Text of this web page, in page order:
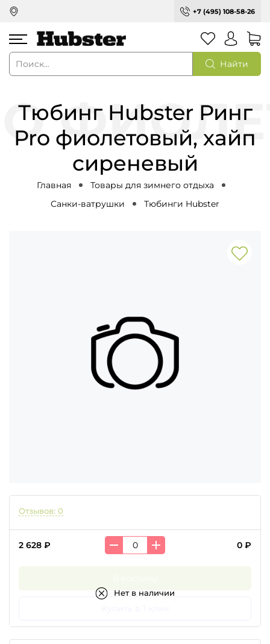
+7 (495) 108-58-26
Найти
Тюбинг Hubster Ринг
Pro фиолетовый, хайп
сиреневый
Главная
Товары для зимнего отдыха
Санки-ватрушки
Тюбинги Hubster
Отзывов: 0
2 628 ₽ 0 ₽
Нет в наличии